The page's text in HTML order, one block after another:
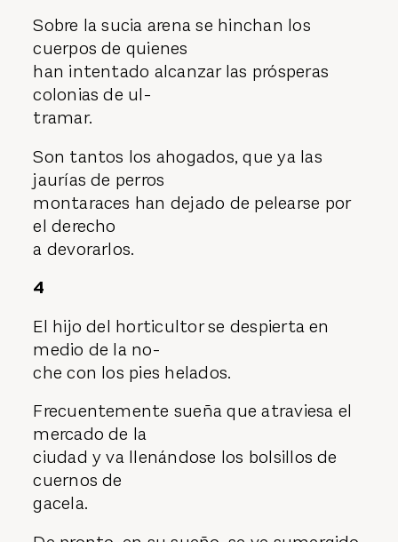
Sobre la sucia arena se hinchan los
cuerpos de quienes
han intentado alcanzar las prósperas
colonias de ul-
tramar.
Son tantos los ahogados, que ya las
jaurías de perros
montaraces han dejado de pelearse por
el derecho
a devorarlos.
4
El hijo del horticultor se despierta en
medio de la no-
che con los pies helados.
Frecuentemente sueña que atraviesa el
mercado de la
ciudad y va llenándose los bolsillos de
cuernos de
gacela.